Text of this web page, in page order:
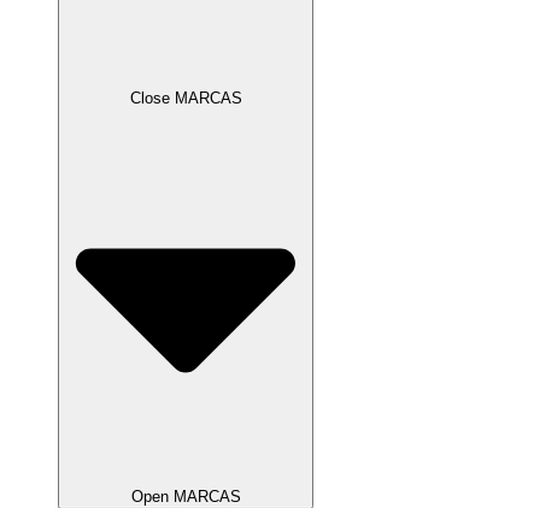
Close MARCAS
Open MARCAS